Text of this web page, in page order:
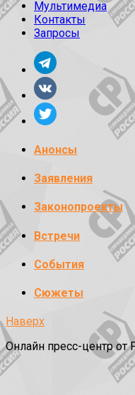
Мультимедиа
Контакты
Запросы
Анонсы
Заявления
Законопроекты
Встречи
События
Сюжеты
Наверх
Онлайн пресс-центр